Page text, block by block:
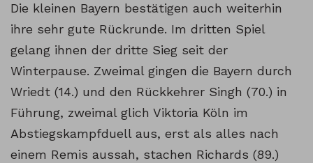
Die kleinen Bayern bestätigen auch weiterhin
ihre sehr gute Rückrunde. Im dritten Spiel
gelang ihnen der dritte Sieg seit der
Winterpause. Zweimal gingen die Bayern durch
Wriedt (14.) und den Rückkehrer Singh (70.) in
Führung, zweimal glich Viktoria Köln im
Abstiegskampfduell aus, erst als alles nach
einem Remis aussah, stachen Richards (89.)